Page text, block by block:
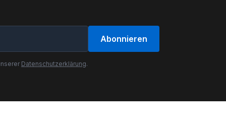
Abonnieren
Datenschutzerklärung.